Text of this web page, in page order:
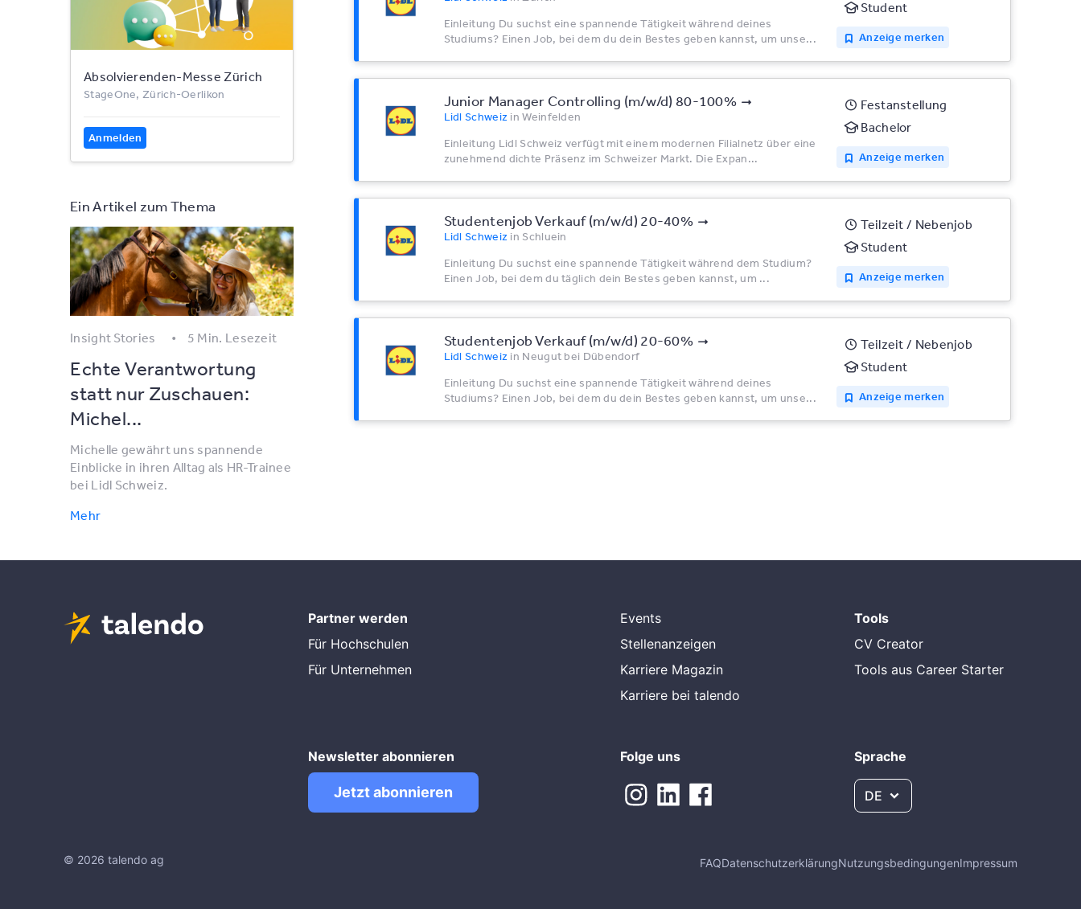
Absolvierenden-Messe Zürich
StageOne, Zürich-Oerlikon
Anmelden
Ein Artikel zum Thema
Insight Stories 5 Min. Lesezeit
Echte Verantwortung
statt nur Zuschauen:
Michel...
Michelle gewährt uns spannende
Einblicke in ihren Alltag als HR-Trainee
bei Lidl Schweiz.
Mehr
Einleitung Du suchst eine spannende Tätigkeit während deines
Studiums? Einen Job, bei dem du dein Bestes geben kannst, um unse...
Student
Anzeige merken
Junior Manager Controlling (m/w/d) 80-100%
Lidl Schweiz inWeinfelden
Einleitung Lidl Schweiz verfügt mit einem modernen Filialnetz über eine
zunehmend dichte Präsenz im Schweizer Markt. Die Expan...
Festanstellung
Bachelor
Anzeige merken
Studentenjob Verkauf (m/w/d) 20-40%
Lidl Schweiz in Schluein
Einleitung Du suchst eine spannende Tätigkeit während dem Studium?
Einen Job, bei dem du täglich dein Bestes geben kannst, um ...
Teilzeit / Nebenjob
Student
Anzeige merken
Studentenjob Verkauf (m/w/d) 20-60%
Lidl Schweiz in Neugut bei Dübendorf
Einleitung Du suchst eine spannende Tätigkeit während deines
Studiums? Einen Job, bei dem du dein Bestes geben kannst, um unse...
Teilzeit / Nebenjob
Student
Anzeige merken
Partner werden
Für Hochschulen
Für Unternehmen
Events
Stellenanzeigen
Karriere Magazin
Karriere bei talendo
Tools
CV Creator
Tools aus Career Starter
Newsletter abonnieren
Jetzt abonnieren
Folge uns Sprache
DE
© 2026 talendo ag FAQDatenschutzerklärungNutzungsbedingungenImpressum